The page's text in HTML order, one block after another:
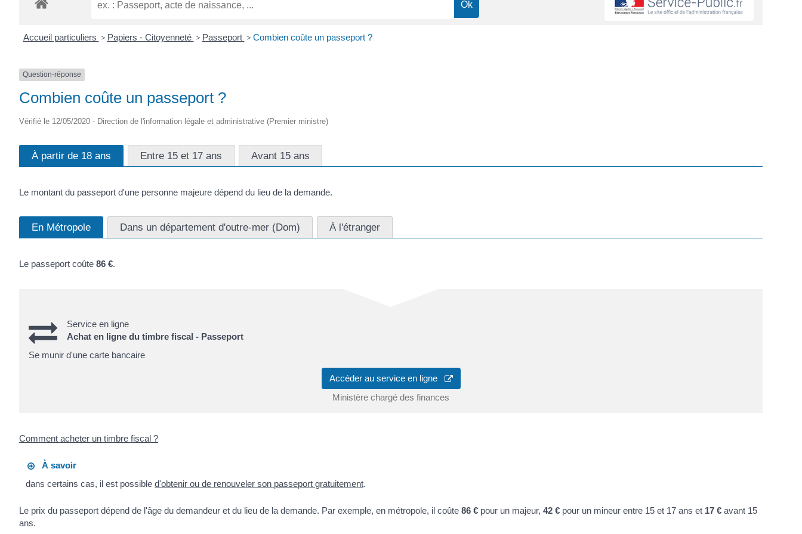
Accueil particuliers > Papiers - Citoyenneté > Passeport > Combien coûte un passeport ?
Question-réponse
Combien coûte un passeport ?
Vérifié le 12/05/2020 - Direction de l'information légale et administrative (Premier ministre)
À partir de 18 ans Entre 15 et 17 ans Avant 15 ans
Le montant du passeport d'une personne majeure dépend du lieu de la demande.
En Métropole Dans un département d'outre-mer (Dom) À l'étranger
Le passeport coûte 86 €.
Service en ligne
Achat en ligne du timbre fiscal - Passeport
Se munir d'une carte bancaire
Accéder au service en ligne
Ministère chargé des finances
Comment acheter un timbre fiscal ?
À savoir
dans certains cas, il est possibled'obtenir ou de renouveler son passeport gratuitement.
Le prix du passeport dépend de l'âge du demandeur et du lieu de la demande. Par exemple, en métropole, il coûte 86 € pour un majeur, 42 € pour un mineur entre 15 et 17 ans et 17 € avant 15
ans.